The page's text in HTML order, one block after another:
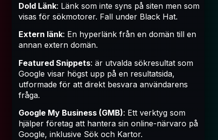
Dold Länk: Länk som inte syns på siten men som
visas för sökmotorer. Fall under Black Hat.
Extern länk: En hyperlänk från en domän till en
annan extern domän.
Featured Snippets: är utvalda sökresultat som
Google visar högst upp på en resultatsida,
utformade för att direkt besvara användarens
fråga.
Google My Business (GMB): Ett verktyg som
hjälper företag att hantera sin online-närvaro på
Google, inklusive Sök och Kartor.